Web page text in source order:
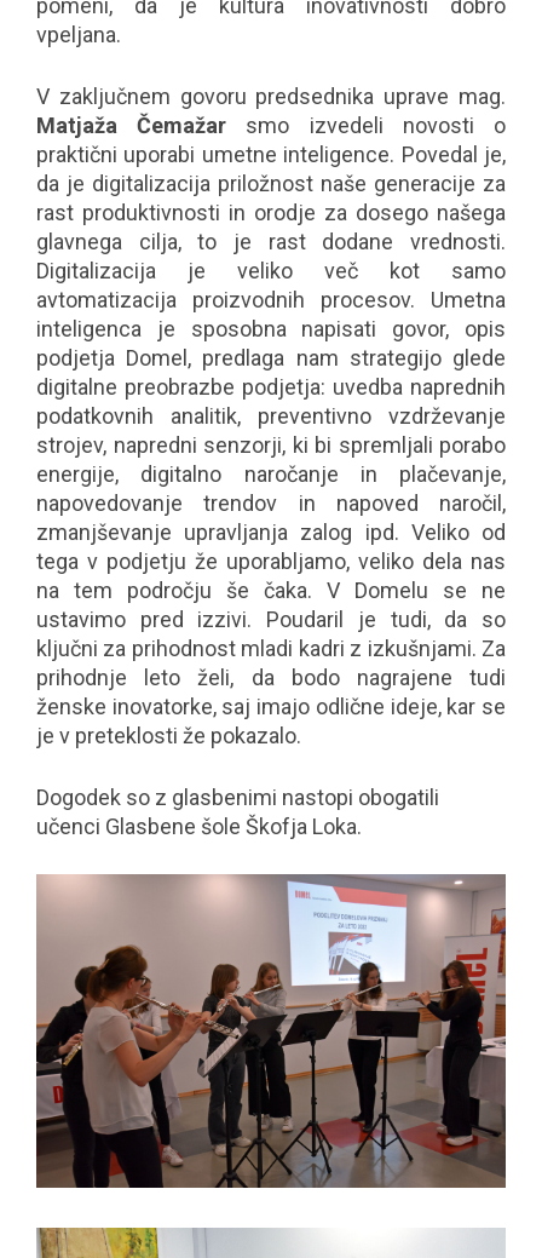
pomeni, da je kultura inovativnosti dobro
vpeljana.
V zaključnem govoru predsednika uprave mag.
Matjaža Čemažar smo izvedeli novosti o
praktični uporabi umetne inteligence. Povedal je,
da je digitalizacija priložnost naše generacije za
rast produktivnosti in orodje za dosego našega
glavnega cilja, to je rast dodane vrednosti.
Digitalizacija je veliko več kot samo
avtomatizacija proizvodnih procesov. Umetna
inteligenca je sposobna napisati govor, opis
podjetja Domel, predlaga nam strategijo glede
digitalne preobrazbe podjetja: uvedba naprednih
podatkovnih analitik, preventivno vzdrževanje
strojev, napredni senzorji, ki bi spremljali porabo
energije, digitalno naročanje in plačevanje,
napovedovanje trendov in napoved naročil,
zmanjševanje upravljanja zalog ipd. Veliko od
tega v podjetju že uporabljamo, veliko dela nas
na tem področju še čaka. V Domelu se ne
ustavimo pred izzivi. Poudaril je tudi, da so
ključni za prihodnost mladi kadri z izkušnjami. Za
prihodnje leto želi, da bodo nagrajene tudi
ženske inovatorke, saj imajo odlične ideje, kar se
je v preteklosti že pokazalo.
Dogodek so z glasbenimi nastopi obogatili
učenci Glasbene šole Škofja Loka.